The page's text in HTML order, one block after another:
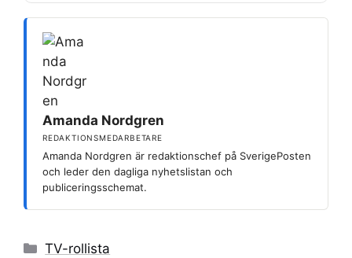
Amanda Nordgren
REDAKTIONSMEDARBETARE
Amanda Nordgren är redaktionschef på SverigePosten
och leder den dagliga nyhetslistan och
publiceringsschemat.
Kategorier
TV-rollista